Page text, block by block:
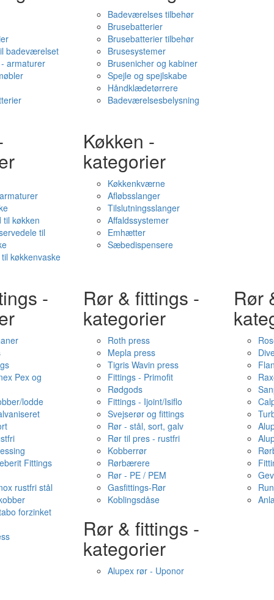
badeværelset
armaturer
Badeværelses tilbehør
Brusebatterier
Brusebatterier tilbehør
Brusesystemer
Brusenicher og kabiner
Spejle og spejlskabe
Håndklædetørrere
Badeværelsesbelysning
til køkken
til
køkkenvaske
Køkken -
kategorier
Køkkenkværne
Afløbsslanger
Tilslutningsslanger
Affaldssystemer
Emhætter
Sæbedispensere
-
Pex og
lodde
Fittings
rustfri stål
forzinket
Rør & fittings -
kategorier
Roth press
Mepla press
Tigris Wavin press
Fittings - Primofit
Rødgods
Fittings - Ijoint/Isiflo
Svejserør og fittings
Rør - stål, sort, galv
Rør til pres - rustfri
Kobberrør
Rørbærere
Rør - PE / PEM
Gasfittings-Rør
Koblingsdåse
Rør
Rør & fittings -
kategorier
Alupex rør - Uponor